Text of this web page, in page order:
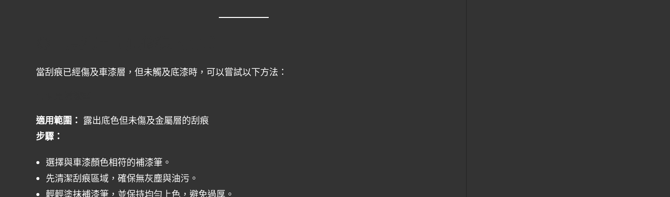
當刮痕已經傷及車漆層，但未觸及底漆時，可以嘗試以下方法：
適用範圍： 露出底色但未傷及金屬層的刮痕
步驟：
選擇與車漆顏色相符的補漆筆。
先清潔刮痕區域，確保無灰塵與油污。
輕輕塗抹補漆筆，並保持均勻上色，避免過厚。